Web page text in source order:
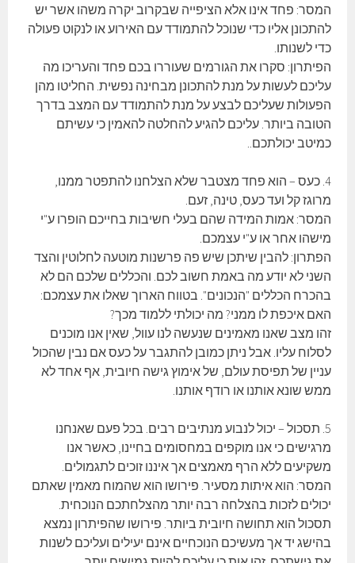
המסר: פחד אינו אלא הציפייה שבקרוב יקרה משהו אשר יש
להתכונן אליו כדי שנוכל להתמודד עם האירוע או לנקוט פעולה
כדי לשנותו.
הפיתרון: סקרו את הגורמים שעוררו בכם פחד והעריכו מה
עליכם לעשות על מנת להתכונן מבחינה נפשית. החליטו מהן
הפעולות שעליכם לבצע על מנת להתמודד עם המצב בדרך
הטובה ביותר. עליכם להגיע להחלטה להאמין כי עשיתם
כמיטב יכולתכם..
4. כעס – הוא פחד מצטבר שלא הצלחנו להתפטר ממנו,
מרוגז קל ועד כעס, טינה, זעם.
המסר: אמות המידה שהם בעלי חשיבות בחייכם הופרו ע"י
מישהו אחר או ע"י עצמכם.
הפתרון: להבין שיתכן שיש פה פרשנות מוטעה לחלוטין והצד
השני לא יודע מה באמת חשוב לכם. והכללים שלכם הם לא
בהכרח הכללים "הנכונים". בטווח הארוך שאלו את עצמכם:
האם איכפת לו ממני? מה יכולתי ללמוד מכך?
זהו מצב שאנו מאמינים שנעשה לנו עוול, שאין אנו מוכנים
לסלוח עליו. אבל ניתן כמובן להתגבר על כעס אם נבין שהכול
עניין של תפיסת עולם, של אימוץ גישה חיובית, אף אחד לא
ממש שונא אותנו או רודף אותנו.
5. תסכול – יכול לנבוע מנתיבים רבים. בכל פעם שאנחנו
מרגישים כי אנו מוקפים במחסומים בחיינו, כאשר אנו
משקיעים ללא הרף מאמצים אך איננו זוכים לתגמולים.
המסר: הוא איתות מסעיר. פירושו הוא שהמוח מאמין שאתם
יכולים לזכות בהצלחה רבה יותר מהצלחתכם הנוכחית.
תסכול הוא תחושה חיובית ביותר. פירושו שהפיתרון נמצא
בהישג יד אך מעשיכם הנוכחיים אינם יעילים ועליכם לשנות